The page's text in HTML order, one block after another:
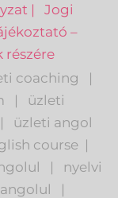
| Jogi
–
részére
coaching
|
|
üzleti
|
üzleti angol
course |
|
nyelvi
|